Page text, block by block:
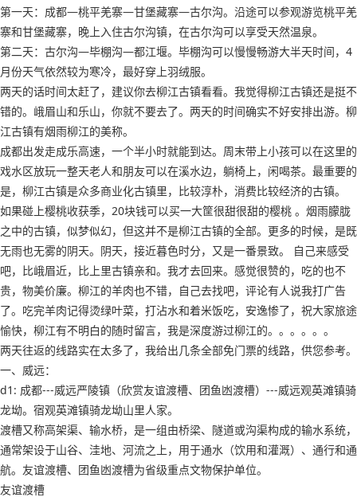
第一天：成都—桃平羌寨—甘堡藏寨—古尔沟。沿途可以参观游览桃平羌
寨和甘堡藏寨，晚上入住古尔沟镇，在古尔沟可以享受天然温泉。
第二天：古尔沟—毕棚沟—都江堰。毕棚沟可以慢慢畅游大半天时间，4
月份天气依然较为寒冷，最好穿上羽绒服。
两天的话时间太赶了，建议你去柳江古镇看看。我觉得柳江古镇还是挺不
错的。峨眉山和乐山，你就不要去了。两天的时间确实不好安排出游。柳
江古镇有烟雨柳江的美称。
成都出发走成乐高速，一个半小时就能到达。周末带上小孩可以在这里的
戏水区放玩一整天老人和朋友可以在溪水边，躺椅上，闲喝茶。最重要的
是，柳江古镇是众多商业化古镇里，比较淳朴，消费比较经济的古镇。
如果碰上樱桃收获季，20块钱可以买一大筐很甜很甜的樱桃 。烟雨朦胧
之中的古镇，似梦似幻，但这并不是柳江古镇的全部。更多的时候，是既
无雨也无雾的阴天。阴天，接近暮色时分，又是一番景致。 自己来感受
吧，比峨眉近，比上里古镇亲和。我才去回来。感觉很赞的，吃的也不
贵，物美价廉。柳江的羊肉也不错，自己去找吧，评论有人说我打广告
了。吃完羊肉记得烫绿叶菜，打沾水和着米饭吃，安逸惨了，祝大家旅途
愉快，柳江有不明白的随时留言，我是深度游过柳江的。。。。。。
两天往返的线路实在太多了，我给出几条全部免门票的线路，供您参考。
一、威远：
d1: 成都---威远严陵镇（欣赏友谊渡槽、团鱼凼渡槽）---威远观英滩镇骑
龙坳。宿观英滩镇骑龙坳山里人家。
渡槽又称高架渠、输水桥，是一组由桥梁、隧道或沟渠构成的输水系统，
通常架设于山谷、洼地、河流之上，用于通水（饮用和灌溉）、通行和通
航。友谊渡槽、团鱼凼渡槽为省级重点文物保护单位。
友谊渡槽